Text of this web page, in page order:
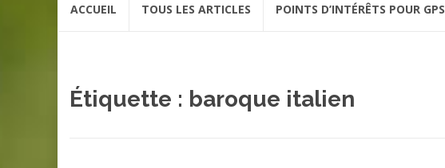
ACCUEIL TOUS LES ARTICLES POINTS D’INTÉRÊTS POUR GPS
Étiquette : baroque italien